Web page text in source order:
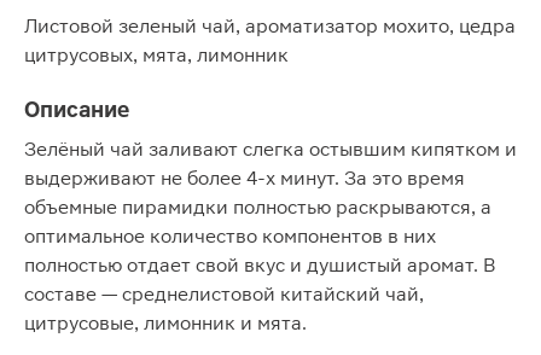
Листовой зеленый чай, ароматизатор мохито, цедра
цитрусовых, мята, лимонник
Описание
Зелёный чай заливают слегка остывшим кипятком и
выдерживают не более 4-х минут. За это время
объемные пирамидки полностью раскрываются, а
оптимальное количество компонентов в них
полностью отдает свой вкус и душистый аромат. В
составе — среднелистовой китайский чай,
цитрусовые, лимонник и мята.